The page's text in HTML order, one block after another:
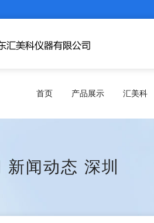
首页 产品展示 汇美科
新闻动态 深圳